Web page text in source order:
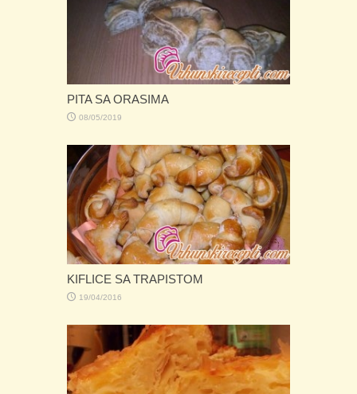
PITA SA ORASIMA
08/05/2019
KIFLICE SA TRAPISTOM
19/04/2016